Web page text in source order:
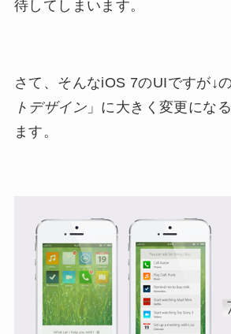
待してしまいます。
さて、そんなiOS 7のUIですが↓
トデザイン」に大きく変更にな
ます。